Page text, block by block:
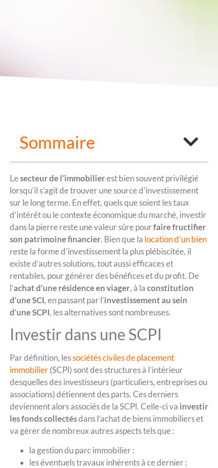
Sommaire
Lesecteur de l’immobilierest bien souvent privilégié
lorsqu’il s’agit de trouver une source d’investissement
sur le long terme. En effet, quels que soient les taux
d’intérêt ou le contexte économique du marché, investir
dans la pierre reste une valeur sûre pourfaire fructifier
son patrimoine financier. Bien que la location d’un bien
reste la forme d’investissement la plus plébiscitée, il
existe d’autres solutions, tout aussi efficaces et
rentables, pour générer des bénéfices et du profit. De
l’achat d’une résidence en viager, à laconstitution
d’une SCI, en passant par l’investissement au sein
d’une SCPI, les alternatives sont nombreuses.
Investir dans une SCPI
Par définition, lessociétés civiles de placement
immobilier(SCPI) sont des structures à l’intérieur
desquelles des investisseurs (particuliers, entreprises ou
associations) détiennent des parts. Ces derniers
deviennent alors associés de la SCPI. Celle-ci va investir
les fonds collectésdans l’achat de biens immobiliers et
va gérer de nombreux autres aspects tels que :
la gestion du parc immobilier ;
les éventuels travaux inhérents à ce dernier ;